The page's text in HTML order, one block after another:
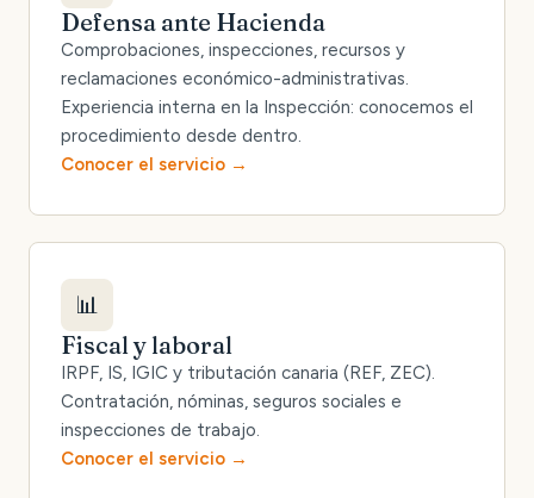
Defensa ante Hacienda
Comprobaciones, inspecciones, recursos y
reclamaciones económico-administrativas.
Experiencia interna en la Inspección: conocemos el
procedimiento desde dentro.
Conocer el servicio
📊
Fiscal y laboral
IRPF, IS, IGIC y tributación canaria (REF, ZEC).
Contratación, nóminas, seguros sociales e
inspecciones de trabajo.
Conocer el servicio